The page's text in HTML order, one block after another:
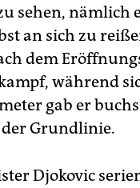
sehen, nämlich
an sich zu
dem
während
gab er
Grundlinie.
Djokovic